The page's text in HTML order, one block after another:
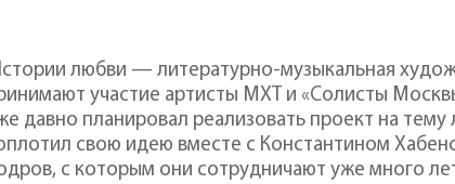
любви — литературно-музыкальная
участие артисты МХТ и «Солисты
давно планировал реализовать проект на
свою идею вместе с Константином
с которым они сотрудничают уже много